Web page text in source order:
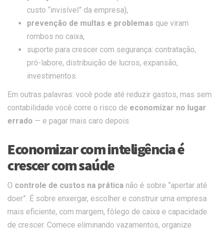
custo “invisível” da empresa),
prevenção de multas e problemas que viram
rombos no caixa,
suporte para crescer com segurança: contratação,
pró-labore, distribuição de lucros, expansão,
investimentos.
Em outras palavras: você pode até reduzir gastos, mas sem
contabilidade você corre o risco de economizar no lugar
errado — e pagar mais caro depois.
Economizar com inteligência é
crescer com saúde
O controle de custos na prática não é sobre “apertar até
doer”. É sobre enxergar, escolher e construir uma empresa
mais eficiente, com margem, fôlego de caixa e capacidade
de crescer. Comece eliminando vazamentos, organize